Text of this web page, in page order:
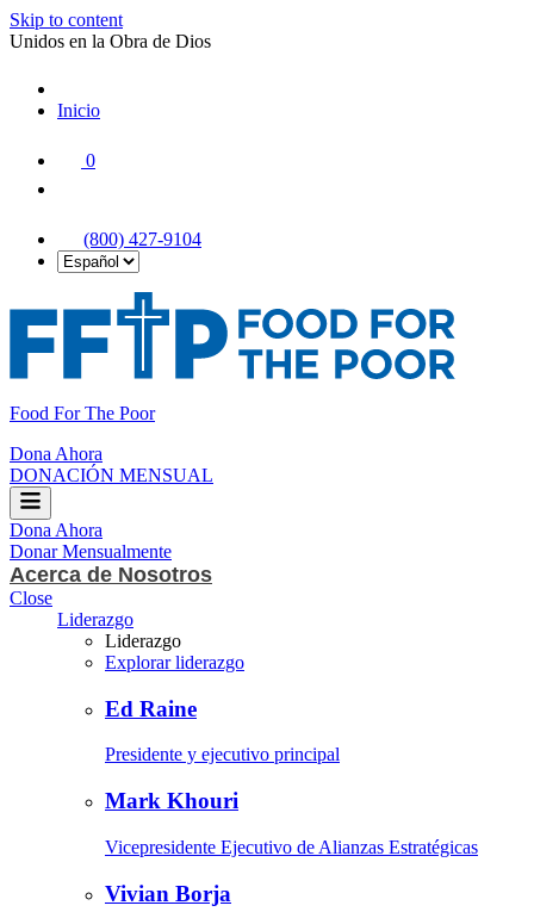
Skip to content
Unidos en la Obra de Dios
Inicio
0
(800) 427-9104
Food For The Poor
Dona Ahora
DONACIÓN MENSUAL
Dona Ahora
Donar Mensualmente
Acerca de Nosotros
Close
Liderazgo
Liderazgo
Explorar liderazgo
Ed Raine
Presidente y ejecutivo principal
Mark Khouri
Vicepresidente Ejecutivo de Alianzas Estratégicas
Vivian Borja